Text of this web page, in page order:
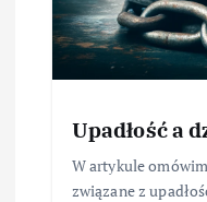
Upadłość a
W artykule
związane z